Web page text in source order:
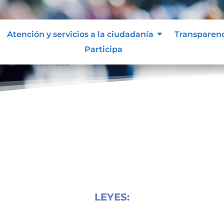
Atención y servicios a la ciudadanía
Participa
LEYES: